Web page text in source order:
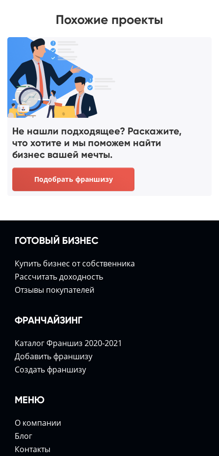
Похожие проекты
Не нашли подходящее? Раскажите,
что хотите и мы поможем найти
бизнес вашей мечты.
Подобрать франшизу
ГОТОВЫЙ БИЗНЕС
Купить бизнес от собственника
Расcчитать доходность
Отзывы покупателей
ФРАНЧАЙЗИНГ
Каталог Франшиз 2020-2021
Добавить франшизу
Создать франшизу
МЕНЮ
О компании
Блог
Контакты